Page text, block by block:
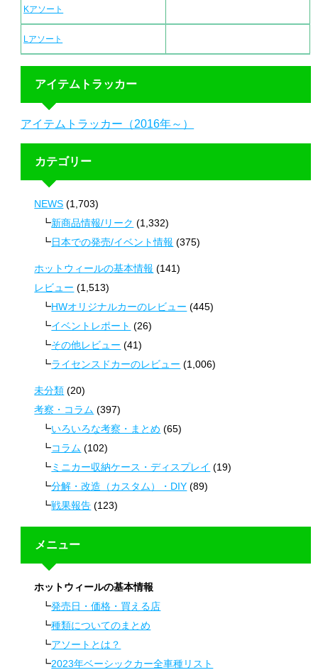
Kアソート
Lアソート
アイテムトラッカー
アイテムトラッカー（2016年～）
カテゴリー
NEWS (1,703)
新商品情報/リーク (1,332)
日本での発売/イベント情報 (375)
ホットウィールの基本情報 (141)
レビュー (1,513)
HWオリジナルカーのレビュー (445)
イベントレポート (26)
その他レビュー (41)
ライセンスドカーのレビュー (1,006)
未分類 (20)
考察・コラム (397)
いろいろな考察・まとめ (65)
コラム (102)
ミニカー収納ケース・ディスプレイ (19)
分解・改造（カスタム）・DIY (89)
戦果報告 (123)
メニュー
ホットウィールの基本情報
発売日・価格・買える店
種類についてのまとめ
アソートとは？
2023年ベーシックカー全車種リスト